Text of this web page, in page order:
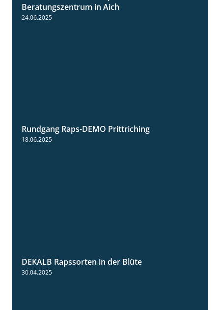
Neue und bewährte Rapssorten am
Beratungszentrum in Aich
Rundgang Raps-DEMO Prittriching
18.06.2025
DEKALB Rapssorten in der Blüte
30.04.2025